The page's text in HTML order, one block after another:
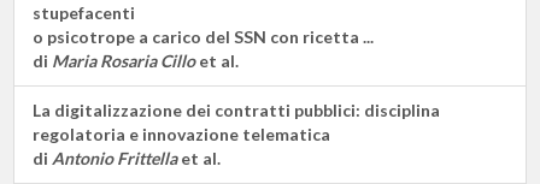
stupefacenti
o psicotrope a carico del SSN con ricetta ...
di Maria Rosaria Cilloet al.
La digitalizzazione dei contratti pubblici: disciplina
regolatoria e innovazione telematica
di Antonio Frittellaet al.